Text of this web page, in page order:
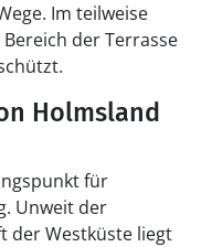
Im teilweise
der Terrasse
Holmsland
für
Unweit der
der Westküste liegt